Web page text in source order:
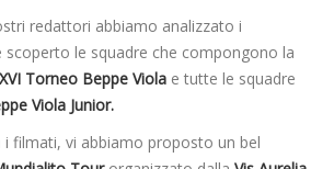
redattori abbiamo analizzato i
scoperto le squadre che compongono la
Torneo Beppe Viola e tutte le squadre
Viola Junior.
i filmati, vi abbiamo proposto un bel